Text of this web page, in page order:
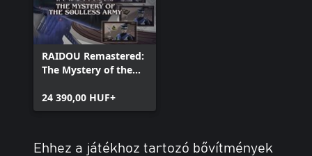
RAIDOU Remastered:
The Mystery of the
Digital Deluxe Edition
24 390,00 HUF+
Ehhez a játékhoz tartozó bővítmények